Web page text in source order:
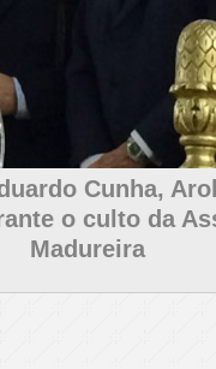
Cunha,
o culto da
Madureira